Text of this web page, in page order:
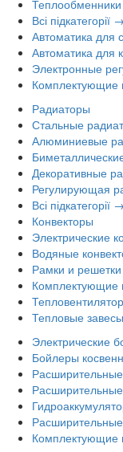
Теплообменники
Всі підкатегорії →
Автоматика для
Автоматика для
Электронные
Комплектующие
Радиаторы
Стальные
Алюминиевые
Декоративные
Регулирующая
Всі підкатегорії →
Конвекторы
Электрические
Водяные
Рамки и
Комплектующие
Тепловые завесы
Электрические
Бойлеры
Комплектующие